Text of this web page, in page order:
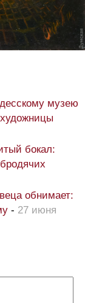
музею
бокал:
обнимает:
- 27 июня